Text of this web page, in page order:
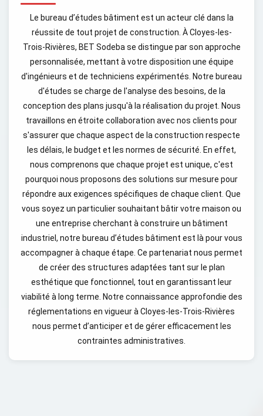
Le bureau d’études bâtiment est un acteur clé dans la
réussite de tout projet de construction. À Cloyes-les-
Trois-Rivières, BET Sodeba se distingue par son approche
personnalisée, mettant à votre disposition une équipe
d'ingénieurs et de techniciens expérimentés. Notre bureau
d'études se charge de l'analyse des besoins, de la
conception des plans jusqu'à la réalisation du projet. Nous
travaillons en étroite collaboration avec nos clients pour
s'assurer que chaque aspect de la construction respecte
les délais, le budget et les normes de sécurité. En effet,
nous comprenons que chaque projet est unique, c'est
pourquoi nous proposons des solutions sur mesure pour
répondre aux exigences spécifiques de chaque client. Que
vous soyez un particulier souhaitant bâtir votre maison ou
une entreprise cherchant à construire un bâtiment
industriel, notre bureau d’études bâtiment est là pour vous
accompagner à chaque étape. Ce partenariat nous permet
de créer des structures adaptées tant sur le plan
esthétique que fonctionnel, tout en garantissant leur
viabilité à long terme. Notre connaissance approfondie des
réglementations en vigueur à Cloyes-les-Trois-Rivières
nous permet d’anticiper et de gérer efficacement les
contraintes administratives.